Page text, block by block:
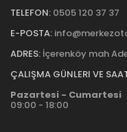
TELEFON: 0505 120 37 37
E-POSTA:
ADRES: İçerenköy mah
ÇALIŞMA GÜNLERI VE
Pazartesi - Cumartesi
09:00 - 18:00